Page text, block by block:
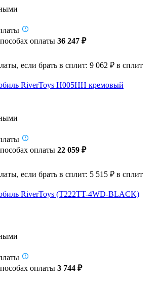
оплаты 36 247 ₽
если брать в сплит: 9 062 ₽ в сплит
RiverToys H005HH кремовый
оплаты 22 059 ₽
если брать в сплит: 5 515 ₽ в сплит
RiverToys (T222TT-4WD-BLACK)
оплаты 3 744 ₽